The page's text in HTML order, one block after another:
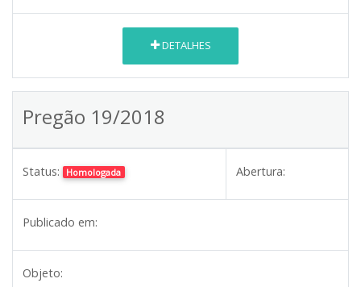
DETALHES
Pregão 19/2018
Status: Homologada Abertura:
Publicado em:
Objeto: